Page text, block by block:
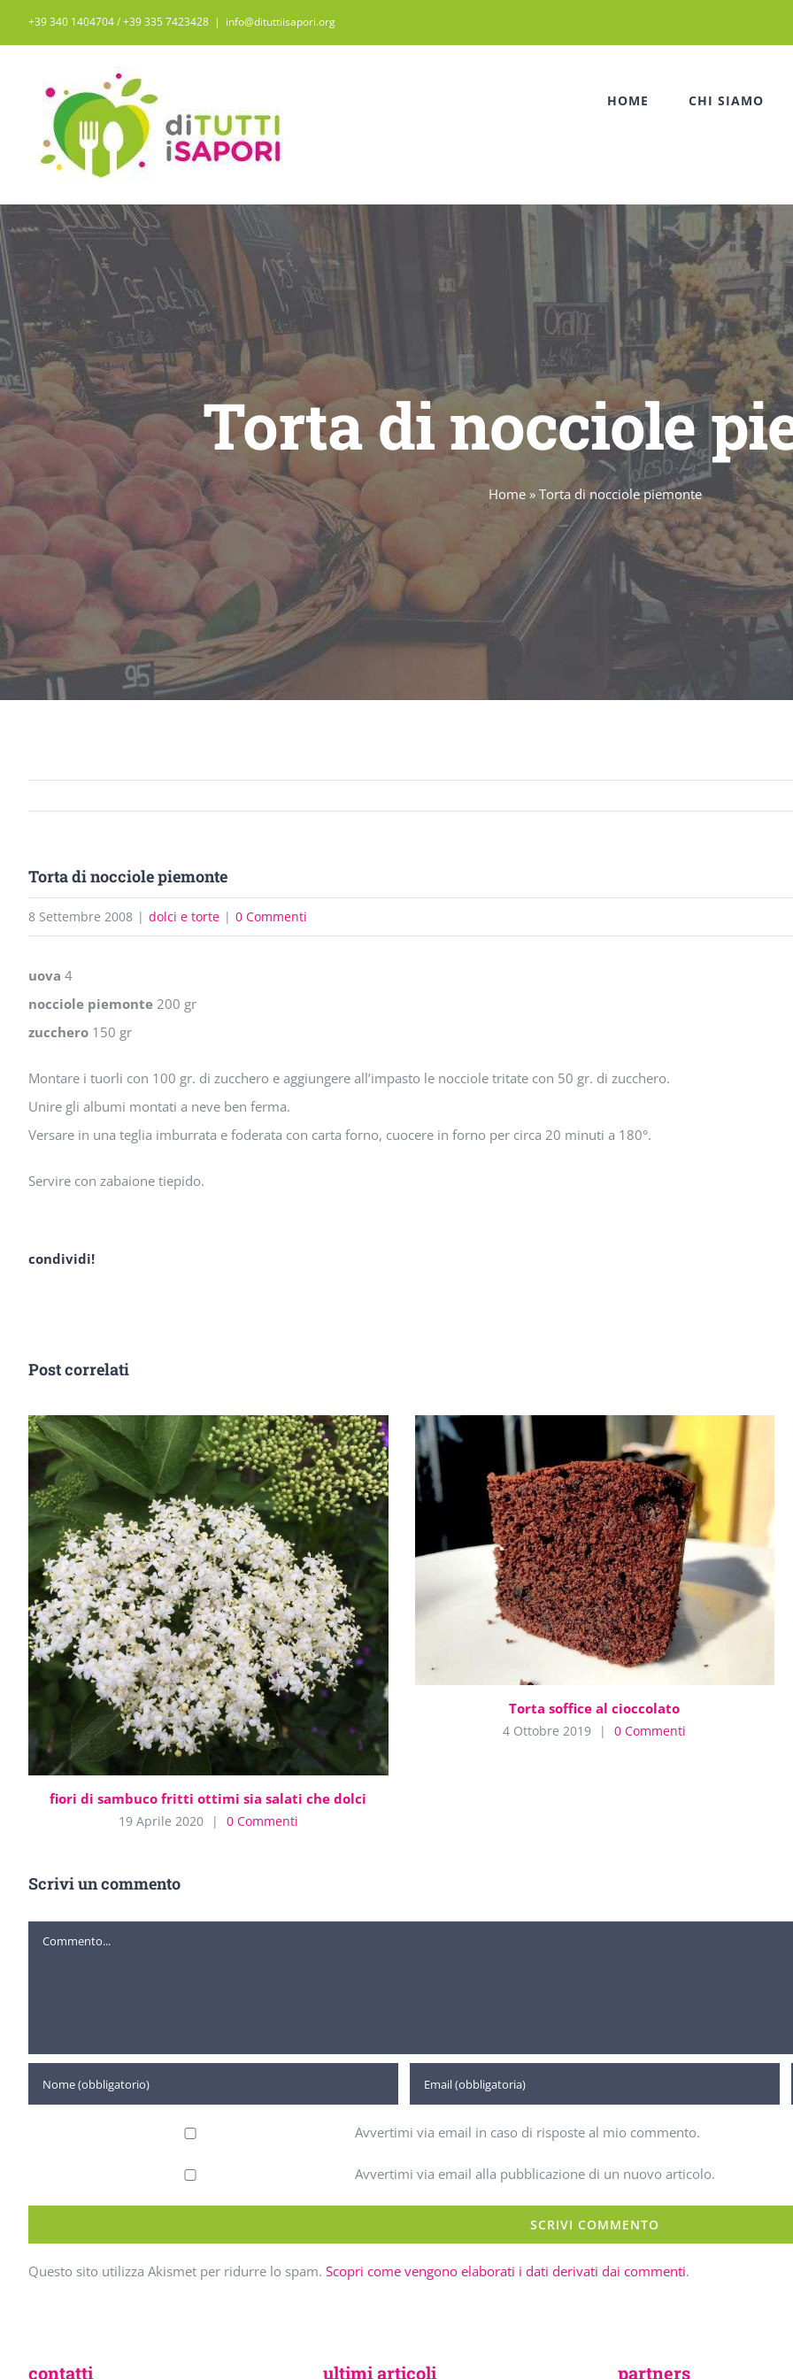
al
+39 340 1404704 / ‭+39 335 7423428‬ | info@dituttiisapori.org
HOME CHI SIAMO
Torta di nocciole
Home» Torta di nocciole piemonte
Torta di nocciole piemonte
8 Settembre 2008 | dolci e torte | 0 Commenti
uova 4
nocciole piemonte 200 gr
zucchero 150 gr
Montare i tuorli con 100 gr. di zucchero e aggiungere all’impasto le nocciole tritate con 50 gr. di zucchero.
Unire gli albumi montati a neve ben ferma.
Versare in una teglia imburrata e foderata con carta forno, cuocere in forno per circa 20 minuti a 180°.
Servire con zabaione tiepido.
condividi!
Post correlati
fiori di sambuco fritti ottimi sia salati che dolci
19 Aprile 2020 | 0 Commenti
Torta soffice al cioccolato
4 Ottobre 2019 | 0 Commenti
Scrivi un commento
Commento
Avvertimi via email in caso di risposte al mio commento.
Avvertimi via email alla pubblicazione di un nuovo articolo.
Questo sito utilizza Akismet per ridurre lo spam. Scopri come vengono elaborati i dati derivati dai commenti.
contatti ultimi articoli partners